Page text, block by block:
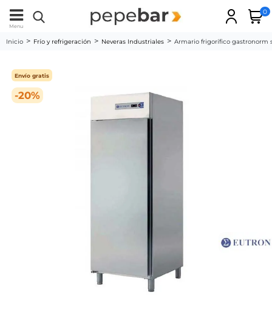
Menu
0
Inicio Frío y refrigeración Neveras Industriales Armario frigorífico gastronorm
-20%
Envío gratis